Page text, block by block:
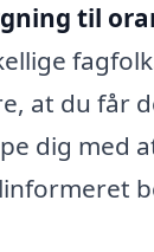
til
at du får
dig med